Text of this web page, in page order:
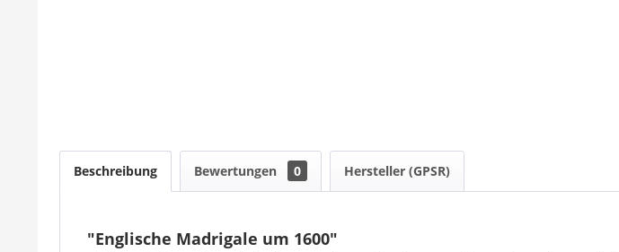
Beschreibung Bewertungen 0 Hersteller (GPSR)
"Englische Madrigale um 1600"